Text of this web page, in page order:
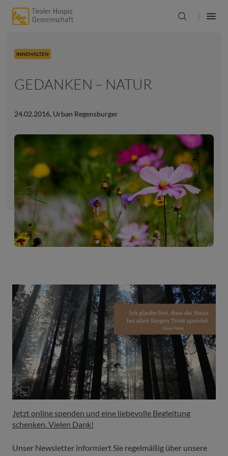
INNEHALTEN
GEDANKEN – NATUR
24.02.2016, Urban Regensburger
Jetzt online spenden und eine liebevolle Begleitung
schenken. Vielen Dank!
Unser Newsletter informiert Sie regelmäßig über unsere